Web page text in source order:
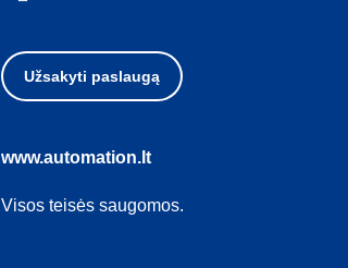
Užsakyti paslaugą
www.automation.lt
Visos teisės saugomos.